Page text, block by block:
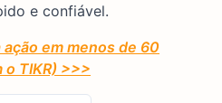
e confiável.
ação em menos de 60
TIKR) >>>